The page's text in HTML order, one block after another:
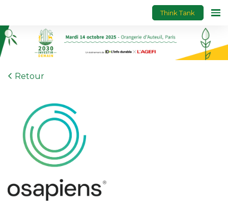
Think Tank
Retour